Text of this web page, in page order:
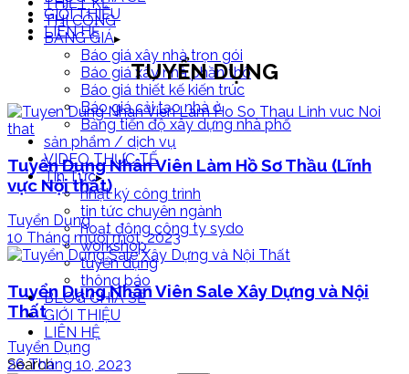
THI CÔNG
BẢNG GIÁ
Báo giá xây nhà trọn gói
Báo giá xây nhà phần thô
Báo giá thiết kế kiến trúc
Báo giá cải tạo nhà ở
Bảng tiến độ xây dựng nhà phố
sản phẩm / dịch vụ
VIDEO THỰC TẾ
Tin Tức
nhật ký công trình
tin tức chuyên ngành
hoạt động công ty sydo
workshop
tuyển dụng
thông báo
BLOG CHIA SẺ
GIỚI THIỆU
LIÊN HỆ
Search
GIỚI THIỆU
LIÊN HỆ
TUYỂN DỤNG
Tuyển Dụng Nhân Viên Làm Hồ Sơ Thầu (Lĩnh
vực Nội thất)
Tuyển Dụng
10 Tháng mười một, 2023
Tuyển Dụng Nhân Viên Sale Xây Dựng và Nội
Thất
Tuyển Dụng
26 Tháng 10, 2023